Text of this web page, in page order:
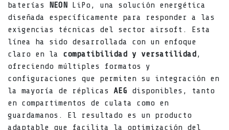
baterías
NEON LiPo, una solución energética
diseñada específicamente para responder a las
exigencias técnicas del sector airsoft. Esta
línea ha sido desarrollada con un enfoque
claro en la compatibilidad y versatilidad,
ofreciendo múltiples formatos y
configuraciones que permiten su integración en
la mayoría de réplicas AEG disponibles, tanto
en compartimentos de culata como en
guardamanos. El resultado es un producto
adaptable que facilita la optimización del